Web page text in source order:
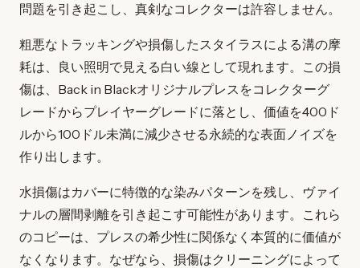
問題を引き起こし、真剣なコレクターは許容しません。
粗悪なトラッキングや損傷したスタイラスによる溝の摩
耗は、良い照明で見える白い線として現れます。この損
傷は、Back in Blackオリジナルプレスをコレクターグ
レードからプレイヤーグレードに落とし、価値を400ド
ルから100ドル未満に減少させる永続的な表面ノイズを
作り出します。
水損傷はカバーに特徴的な染みパターンを残し、ヴァイ
ナルの層間剥離を引き起こす可能性があります。これら
のコピーは、プレスの希少性に関係なく本質的に価値が
なくなります。なぜなら、損傷はクリーニングによって